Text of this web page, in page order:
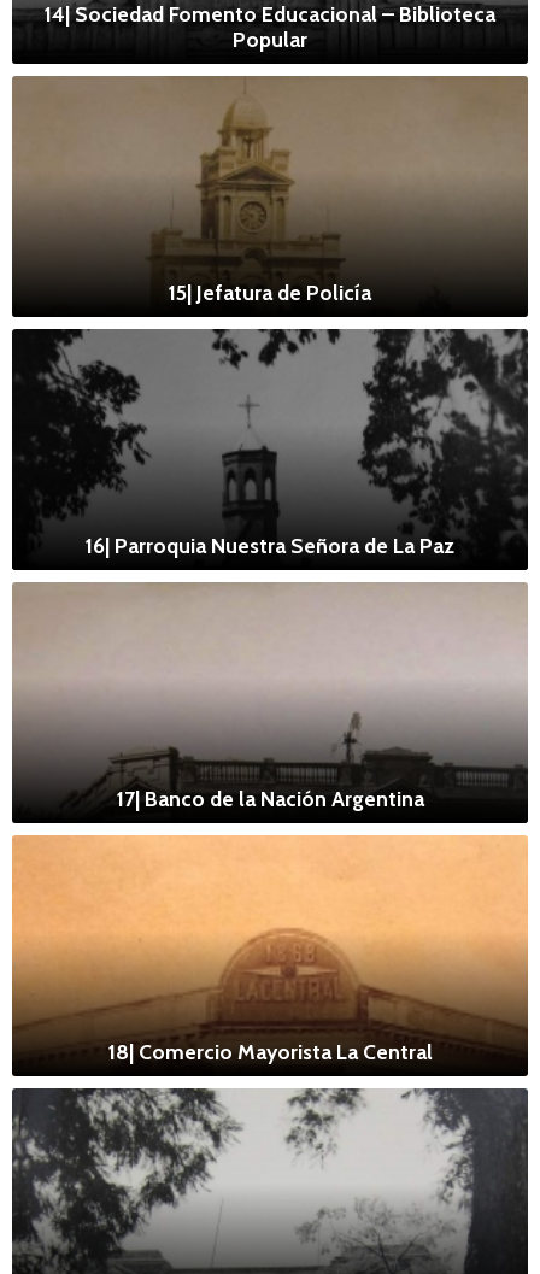
14| Sociedad Fomento Educacional – Biblioteca
Popular
15| Jefatura de Policía
16| Parroquia Nuestra Señora de La Paz
17| Banco de la Nación Argentina
18| Comercio Mayorista La Central